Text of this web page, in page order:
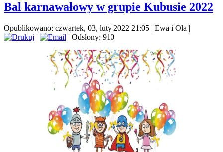
Bal karnawałowy w grupie Kubusie 2022
Opublikowano: czwartek, 03, luty 2022 21:05 | Ewa i Ola |
|
| Odsłony: 910